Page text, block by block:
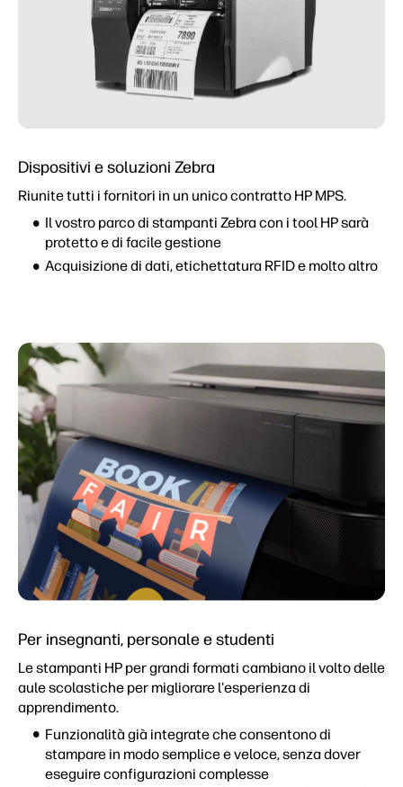
Dispositivi e soluzioni Zebra
Riunite tutti i fornitori in un unico contratto HP MPS.
Il vostro parco di stampanti Zebra con i tool HP sarà
protetto e di facile gestione
Acquisizione di dati, etichettatura RFID e molto altro
Per insegnanti, personale e studenti
Le stampanti HP per grandi formati cambiano il volto delle
aule scolastiche per migliorare l'esperienza di
apprendimento.
Funzionalità già integrate che consentono di
stampare in modo semplice e veloce, senza dover
eseguire configurazioni complesse